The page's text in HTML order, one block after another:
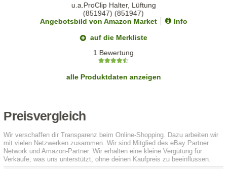
Angebotsbild von Amazon Market
Info
auf die Merkliste
1 Bewertung
alle Produktdaten anzeigen
Preisvergleich
Wir verschaffen dir Transparenz beim Online-Shopping. Dazu arbeiten wir
mit vielen Netzwerken zusammen. Wir sind Mitglied des eBay Partner
Network und Amazon-Partner. Wir erhalten eine kleine Vergütung für
Verkäufe, was uns unterstützt, ohne deinen Kaufpreis zu beeinflussen.